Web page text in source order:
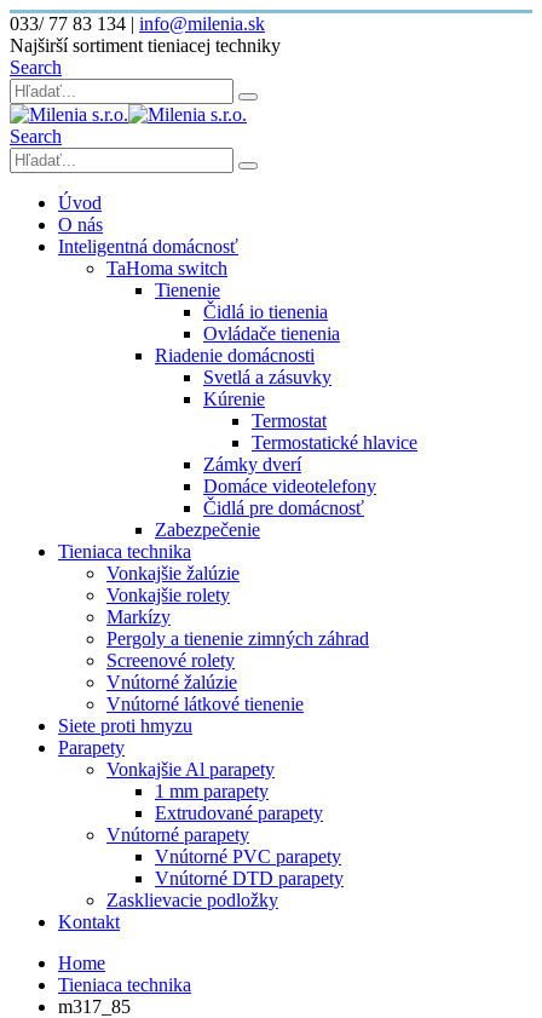
033/ 77 83 134 | info@milenia.sk
Najširší sortiment tieniacej techniky
Search
Search
Úvod
O nás
Inteligentná domácnosť
TaHoma switch
Tienenie
Čidlá io tienenia
Ovládače tienenia
Riadenie domácnosti
Svetlá a zásuvky
Kúrenie
Termostat
Termostatické hlavice
Zámky dverí
Domáce videotelefony
Čidlá pre domácnosť
Zabezpečenie
Tieniaca technika
Vonkajšie žalúzie
Vonkajšie rolety
Markízy
Pergoly a tienenie zimných záhrad
Screenové rolety
Vnútorné žalúzie
Vnútorné látkové tienenie
Siete proti hmyzu
Parapety
Vonkajšie Al parapety
1 mm parapety
Extrudované parapety
Vnútorné parapety
Vnútorné PVC parapety
Vnútorné DTD parapety
Zasklievacie podložky
Kontakt
Home
Tieniaca technika
m317_85